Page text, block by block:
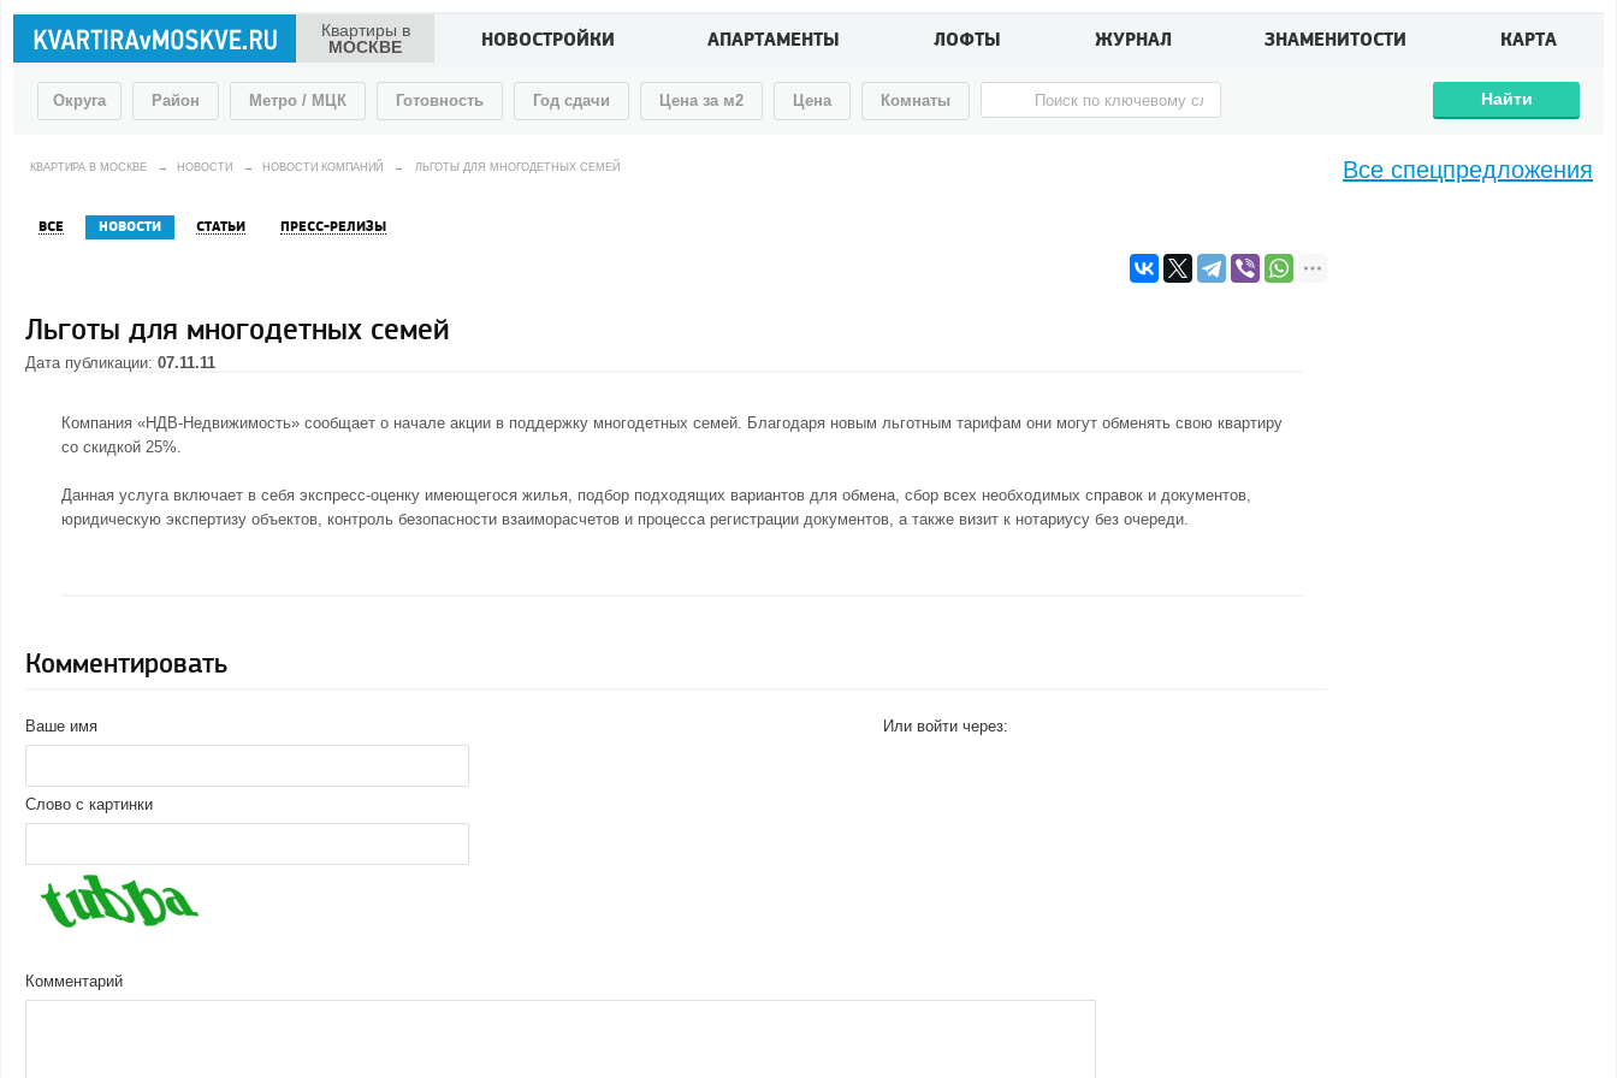
Квартиры в
МОСКВЕ
НОВОСТРОЙКИ АПАРТАМЕНТЫ ЛОФТЫ ЖУРНАЛ ЗНАМЕНИТОСТИ КАРТА
Округа Район Метро / МЦК Готовность Год сдачи Цена за м2 Цена Комнаты Найти
КВАРТИРА В МОСКВЕ → НОВОСТИ → НОВОСТИ КОМПАНИЙ → ЛЬГОТЫ ДЛЯ МНОГОДЕТНЫХ СЕМЕЙ
ВСЕ НОВОСТИ СТАТЬИ ПРЕСС-РЕЛИЗЫ
Льготы для многодетных семей
Дата публикации: 07.11.11
Компания «НДВ-Недвижимость» сообщает о начале акции в поддержку многодетных семей. Благодаря новым льготным тарифам они могут обменять свою квартиру
со скидкой 25%.
Данная услуга включает в себя экспресс-оценку имеющегося жилья, подбор подходящих вариантов для обмена, сбор всех необходимых справок и документов,
юридическую экспертизу объектов, контроль безопасности взаиморасчетов и процесса регистрации документов, а также визит к нотариусу без очереди.
Комментировать
Ваше имя
Слово с картинки
Или войти через:
Комментарий
Все спецпредложения